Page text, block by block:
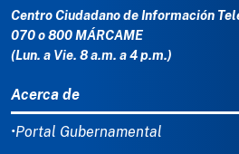
Centro Ciudadano de Información
070 o 800 MÁRCAME
(Lun. a Vie. 8 a.m. a 4 p.m.)
Acerca de
•Portal Gubernamental